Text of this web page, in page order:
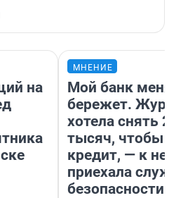
на
МНЕНИЕ
Мой банк меня
бережет.
хотела снять
тысяч, чтобы
кредит, — к
приехала
безопасности